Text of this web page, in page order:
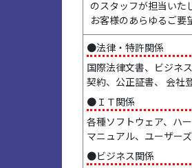
のスタッフが担当いた
お客様のあらゆるご要
●法律・特許関係
国際法律文書、ビジネ
契約、公正証書、 会社
●ＩＴ関係
各種ソフトウェア、ハ
マニュアル、ユーザー
●ビジネス関係